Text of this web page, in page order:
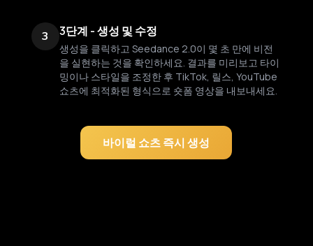
3 3단계 - 생성 및 수정
생성을 클릭하고 Seedance 2.0이 몇 초 만에 비전
을 실현하는 것을 확인하세요. 결과를 미리보고 타이
밍이나 스타일을 조정한 후 TikTok, 릴스, YouTube
쇼츠에 최적화된 형식으로 숏폼 영상을 내보내세요.
바이럴 쇼츠 즉시 생성